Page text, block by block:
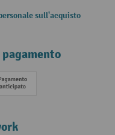
sull'acquisto
Pagamento anticipato